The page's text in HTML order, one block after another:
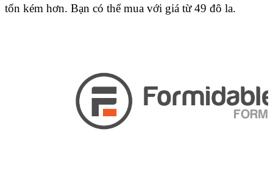
tốn kém hơn. Bạn có thể mua với giá từ 49 đô la.